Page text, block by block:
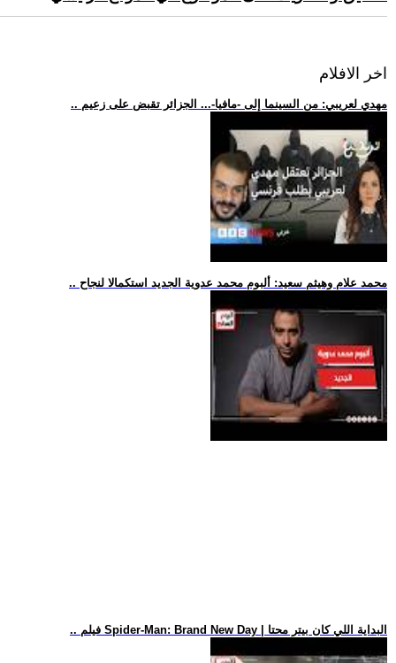
اخر الافلام
.. مهدي لعريبي: من السينما إلى -مافيا-... الجزائر تقبض على زعيم
.. محمد علام وهيثم سعيد: ألبوم محمد عدوية الجديد استكمالا لنجاح
.. فيلم Spider-Man: Brand New Day | البداية اللي كان بيتر محتا